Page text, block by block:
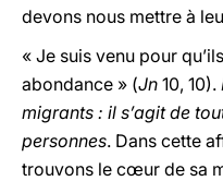
devons nous mettre à
« Je suis venu pour
abondance » (Jn 10, 10).
migrants : il s’agit de
personnes. Dans cette
trouvons le cœur de sa